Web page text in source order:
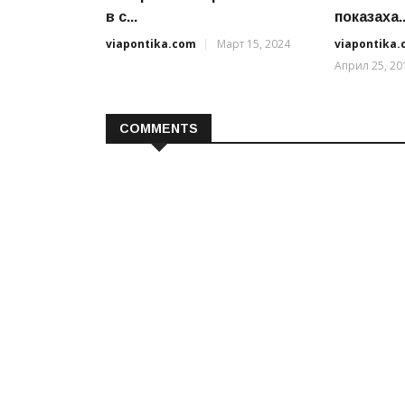
в с...
viapontika.com
Март 15, 2024
Април 25,
COMMENTS